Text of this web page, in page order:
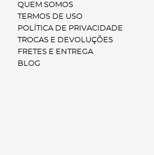
QUEM SOMOS
TERMOS DE USO
POLÍTICA DE PRIVACIDADE
TROCAS E DEVOLUÇÕES
FRETES E ENTREGA
BLOG